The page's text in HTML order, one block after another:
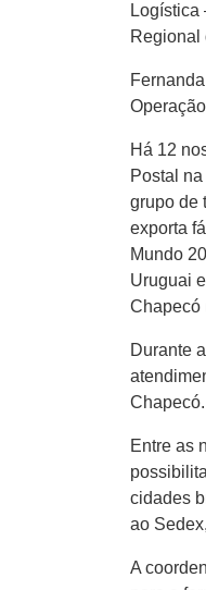
Logística
Regional
Há 12
Postal
grupo de
exporta
Mundo
Uruguai
Chapecó
Durante
Chapecó.
Entre as
cidades
ao
A